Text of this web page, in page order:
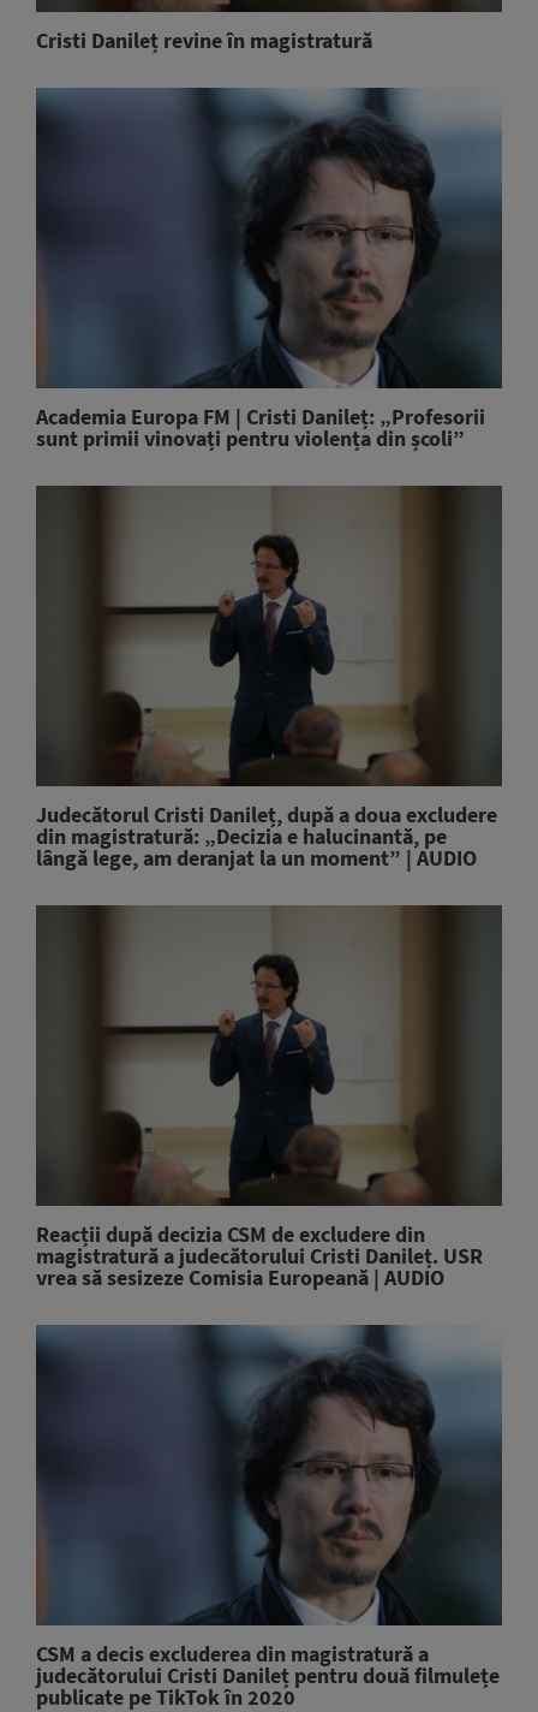
Cristi Danileț revine în magistratură
Academia Europa FM | Cristi Danileț: „Profesorii
sunt primii vinovați pentru violența din școli”
Judecătorul Cristi Danileț, după a doua excludere
din magistratură: „Decizia e halucinantă, pe
lângă lege, am deranjat la un moment” | AUDIO
Reacții după decizia CSM de excludere din
magistratură a judecătorului Cristi Danileț. USR
vrea să sesizeze Comisia Europeană | AUDIO
CSM a decis excluderea din magistratură a
judecătorului Cristi Danileț pentru două filmulețe
publicate pe TikTok în 2020